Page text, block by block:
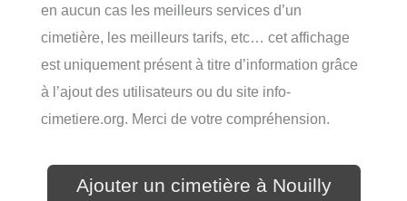
en aucun cas les meilleurs services d’un
cimetière, les meilleurs tarifs, etc… cet affichage
est uniquement présent à titre d’information grâce
à l’ajout des utilisateurs ou du site info-
cimetiere.org. Merci de votre compréhension.
Ajouter un cimetière à Nouilly